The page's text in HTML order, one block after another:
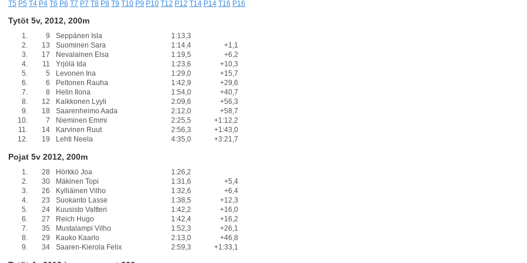
T5 P5 T4 P4 T6 P6 T7 P7 T8 P8 T9 T10 P9 P10 T12 P12 T14 P14 T16 P16
Tytöt 5v, 2012, 200m
1. 9 Seppänen Isla
1:13,3
2.
13 Suominen Sara 1:14,4
+1,1
3.
17 Nevalainen Elsa 1:19,5
+6,2
4.
11 Yrjölä Ida 1:23,6
+10,3
5.
5 Levonen Ina 1:29,0
+15,7
6.
6 Peltonen Rauha 1:42,9
+29,6
7.
8 Helin Ilona 1:54,0
+40,7
8.
12 Kaikkonen Lyyli 2:09,6
+56,3
9.
18 Saarenheimo Aada 2:12,0
+58,7
10.
7 Nieminen Emmi 2:25,5
+1:12,2
11.
14 Karvinen Ruut 2:56,3
+1:43,0
12.
19 Lehti Neela 4:35,0 +3:21,7
Pojat 5v 2012, 200m
1. 28 Hörkkö Joa
1:26,2
2.
30 Mäkinen Topi 1:31,6
+5,4
3.
26 Kylliäinen Vilho 1:32,6
+6,4
4.
23 Suokanto Lasse 1:38,5
+12,3
5.
24 Kuusisto Valtteri 1:42,2
+16,0
6.
27 Reich Hugo 1:42,4
+16,2
7.
35 Mustalampi Vilho 1:52,3
+26,1
8.
29 Kauko Kaarlo 2:13,0
+46,8
9.
34 Saaren-Kierola Felix 2:59,3 +1:33,1